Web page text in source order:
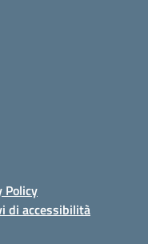
Policy
di accessibilità